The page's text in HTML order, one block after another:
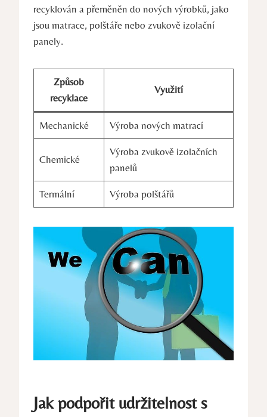
recyklován a přeměněn do nových výrobků, jako
jsou matrace, polštáře nebo zvukově izolační
panely.
Způsob
recyklace
Využití
Mechanické Výroba nových matrací
Chemické
Výroba zvukově izolačních
panelů
Termální Výroba polštářů
Jak podpořit udržitelnost s